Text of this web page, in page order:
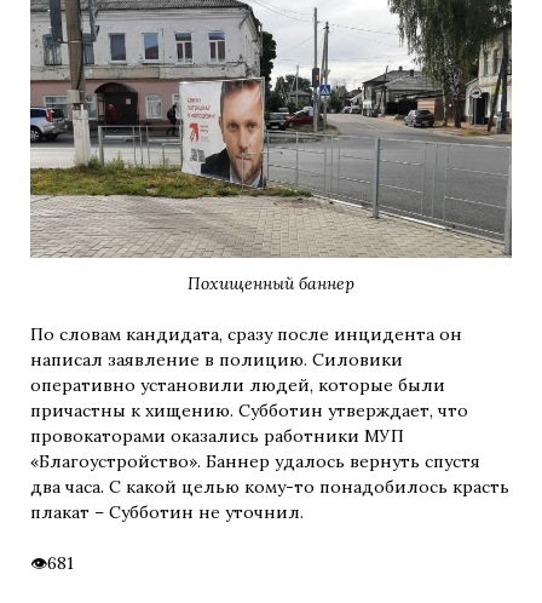
Похищенный баннер
По словам кандидата, сразу после инцидента он
написал заявление в полицию. Силовики
оперативно установили людей, которые были
причастны к хищению. Субботин утверждает, что
провокаторами оказались работники МУП
«Благоустройство». Баннер удалось вернуть спустя
два часа. С какой целью кому-то понадобилось красть
плакат – Субботин не уточнил.
681